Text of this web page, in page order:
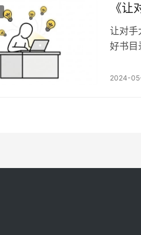
《
让对手
好书目
段的话
2024-